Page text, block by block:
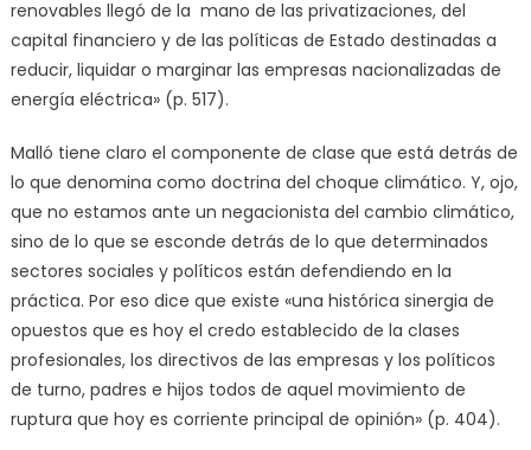
renovables llegó de la mano de las privatizaciones, del
capital financiero y de las políticas de Estado destinadas a
reducir, liquidar o marginar las empresas nacionalizadas de
energía eléctrica» (p. 517).
Malló tiene claro el componente de clase que está detrás de
lo que denomina como doctrina del choque climático. Y, ojo,
que no estamos ante un negacionista del cambio climático,
sino de lo que se esconde detrás de lo que determinados
sectores sociales y políticos están defendiendo en la
práctica. Por eso dice que existe «una histórica sinergia de
opuestos que es hoy el credo establecido de la clases
profesionales, los directivos de las empresas y los políticos
de turno, padres e hijos todos de aquel movimiento de
ruptura que hoy es corriente principal de opinión» (p. 404).